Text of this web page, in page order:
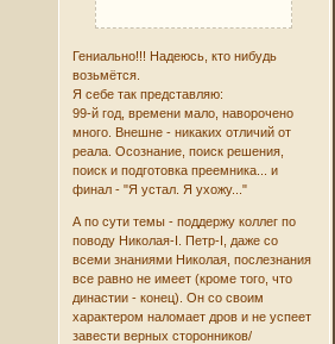
Гениально!!! Надеюсь, кто нибудь
возьмётся.
Я себе так представляю:
99-й год, времени мало, наворочено
много. Внешне - никаких отличий от
реала. Осознание, поиск решения,
поиск и подготовка преемника... и
финал - "Я устал. Я ухожу..."
А по сути темы - поддержу коллег по
поводу Николая-I. Петр-I, даже со
всеми знаниями Николая, послезнания
все равно не имеет (кроме того, что
династии - конец). Он со своим
характером наломает дров и не успеет
завести верных сторонников/